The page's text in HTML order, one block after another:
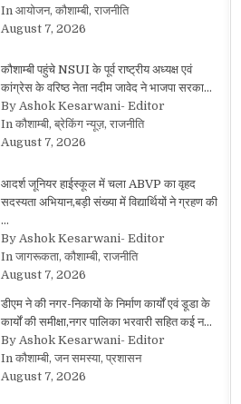
In आयोजन, कौशाम्बी, राजनीति
August 7, 2026
कौशाम्बी पहुंचे NSUI के पूर्व राष्ट्रीय अध्यक्ष एवं
कांग्रेस के वरिष्ठ नेता नदीम जावेद ने भाजपा सरका…
By Ashok Kesarwani- Editor
In कौशाम्बी, ब्रेकिंग न्यूज़, राजनीति
August 7, 2026
आदर्श जूनियर हाईस्कूल में चला ABVP का वृहद
सदस्यता अभियान,बड़ी संख्या में विद्यार्थियों ने ग्रहण की
…
By Ashok Kesarwani- Editor
In जागरूकता, कौशाम्बी, राजनीति
August 7, 2026
डीएम ने की नगर-निकायों के निर्माण कार्यों एवं डूडा के
कार्यों की समीक्षा,नगर पालिका भरवारी सहित कई न…
By Ashok Kesarwani- Editor
In कौशाम्बी, जन समस्या, प्रशासन
August 7, 2026